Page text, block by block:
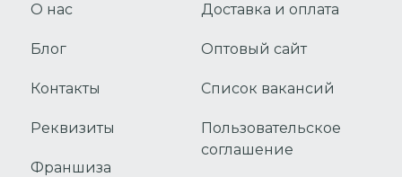
О нас
Блог
Контакты
Реквизиты
Франшиза
Доставка и оплата
Оптовый сайт
Список вакансий
Пользовательское
соглашение